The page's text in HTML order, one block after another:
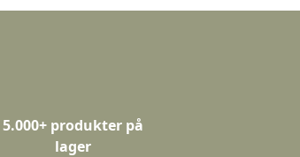
5.000+ produkter på
lager